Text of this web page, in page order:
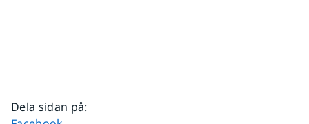
Dela sidan på: